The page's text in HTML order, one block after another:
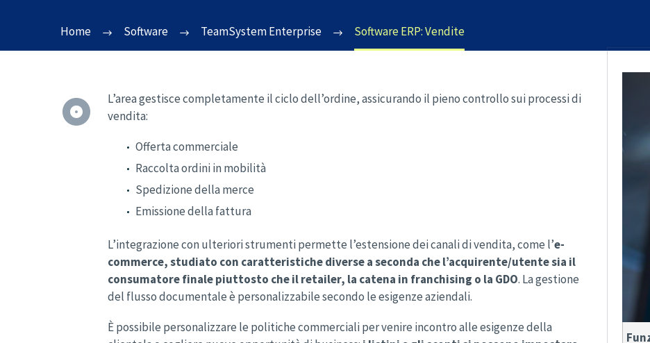
Home Software TeamSystem Enterprise Software ERP: Vendite


L’area gestisce completamente il ciclo dell’ordine, assicurando il pieno controllo sui processi di
vendita:
Offerta commerciale
Raccolta ordini in mobilità
Spedizione della merce
Emissione della fattura
L’integrazione con ulteriori strumenti permette l’estensione dei canali di vendita, come l’e-
commerce, studiato con caratteristiche diverse a seconda che l’acquirente/utente sia il
consumatore finale piuttosto che il retailer, la catena in franchising o la GDO. La gestione
del flusso documentale è personalizzabile secondo le esigenze aziendali.
È possibile personalizzare le politiche commerciali per venire incontro alle esigenze della